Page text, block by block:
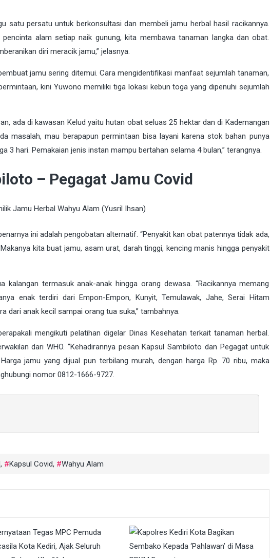
satu persatu untuk berkonsultasi dan membeli jamu herbal hasil racikannya.
alam setiap naik gunung, kita membawa tanaman langka dan obat.
diri meracik jamu,” jelasnya.
jamu sering ditemui. Cara mengidentifikasi manfaat sejumlah tanaman,
kini Yuwono memiliki tiga lokasi kebun toga yang dipenuhi sejumlah
ada di kawasan Kelud yaitu hutan obat seluas 25 hektar dan di Kademangan
masalah, mau berapapun permintaan bisa layani karena stok bahan punya
3 hari. Pemakaian jenis instan mampu bertahan selama 4 bulan,” terangnya.
– Pegagat Jamu Covid
Jamu Herbal Wahyu Alam (Yusril Ihsan)
ini adalah pengobatan alternatif. “Penyakit kan obat patennya tidak ada,
kita buat jamu, asam urat, darah tinggi, kencing manis hingga penyakit
termasuk anak-anak hingga orang dewasa. “Racikannya memang
enak terdiri dari Empon-Empon, Kunyit, Temulawak, Jahe, Serai Hitam
dari anak kecil sampai orang tua suka,” tambahnya.
mengikuti pelatihan digelar Dinas Kesehatan terkait tanaman herbal.
dari WHO. “Kehadirannya pesan Kapsul Sambiloto dan Pegagat untuk
jamu yang dijual pun terbilang murah, dengan harga Rp. 70 ribu, maka
nomor 0812-1666-9727.
, Kapsul Covid, Wahyu Alam